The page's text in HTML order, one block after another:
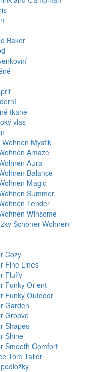
Baker
tkané
vlas
Mystik
Amaze
Aura
Balance
Magic
Summer
Tender
Winsome
Schöner Wohnen
Cozy
Fine Lines
Fluffy
Funky Orient
Funky Outdoor
Garden
Groove
Shapes
Shine
Smooth Comfort
Tom Tailor